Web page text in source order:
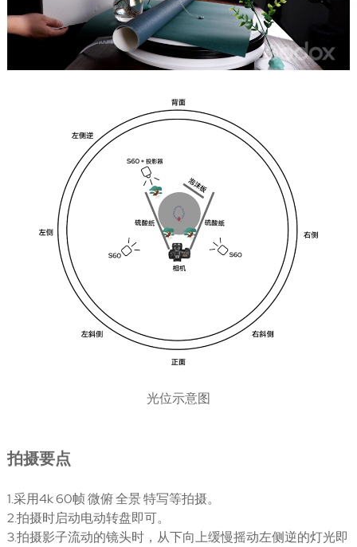
光位示意图
拍摄要点
1.采用4k 60帧 微俯 全景 特写等拍摄。
2.拍摄时启动电动转盘即可。
3.拍摄影子流动的镜头时，从下向上缓慢摇动左侧逆的灯光即